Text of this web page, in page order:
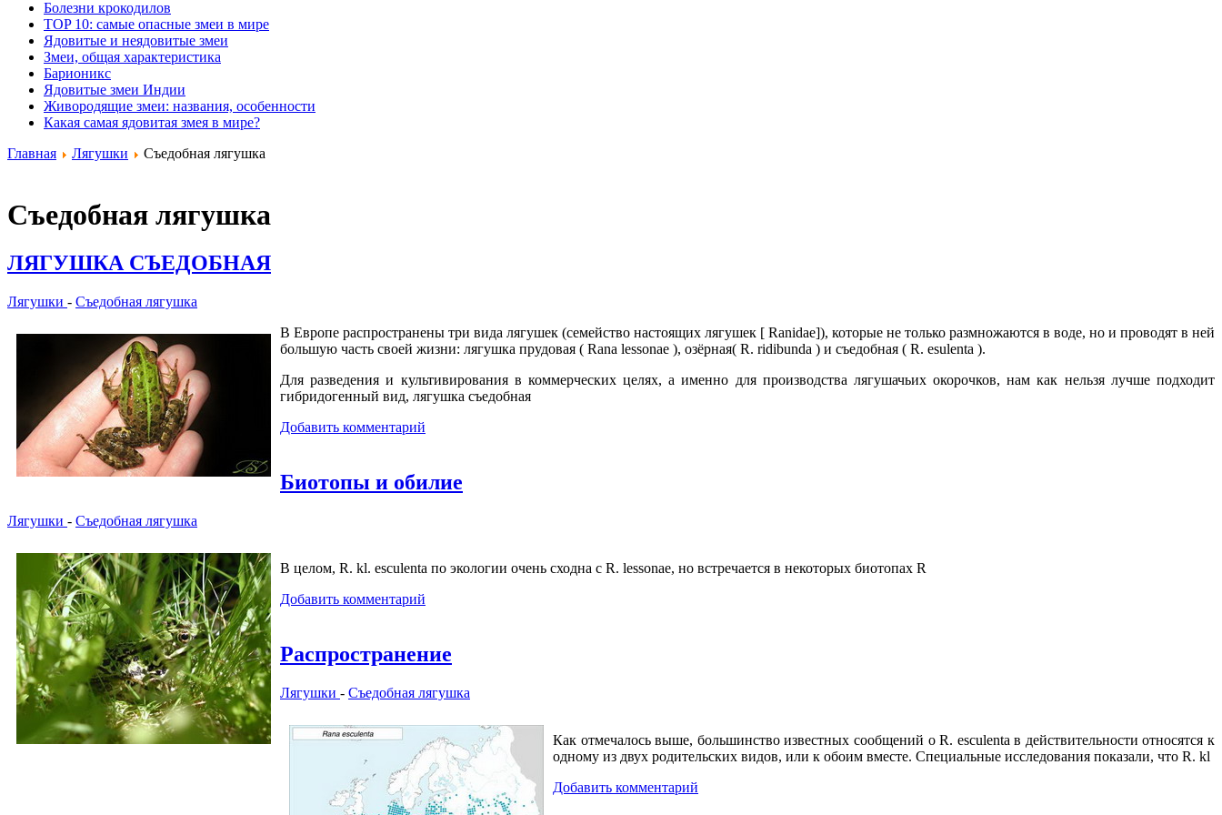
Болезни крокодилов
TOP 10: самые опасные змеи в мире
Ядовитые и неядовитые змеи
Змеи, общая характеристика
Барионикс
Ядовитые змеи Индии
Живородящие змеи: названия, особенности
Какая самая ядовитая змея в мире?
Главная
Лягушки Съедобная лягушка
Съедобная лягушка
ЛЯГУШКА СЪЕДОБНАЯ
Лягушки - Съедобная лягушка
В Европе распространены три вида лягушек (семейство настоящих лягушек [ Ranidae]), которые не только размножаются в воде, но и проводят в ней
большую часть своей жизни: лягушка прудовая ( Rana lessonae ), озёрная( R. ridibunda ) и съедобная ( R. esulenta ).
Для разведения и культивирования в коммерческих целях, а именно для производства лягушачьих окорочков, нам как нельзя лучше подходит
гибридогенный вид, лягушка съедобная
Добавить комментарий
Биотопы и обилие
Лягушки - Съедобная лягушка
В целом, R. kl. esculenta по экологии очень сходна с R. lessonae, но встречается в некоторых биотопах R
Добавить комментарий
Распространение
Лягушки - Съедобная лягушка
Как отмечалось выше, большинство известных сообщений о R. esculenta в действительности относятся к
одному из двух родительских видов, или к обоим вместе. Специальные исследования показали, что R. kl
Добавить комментарий